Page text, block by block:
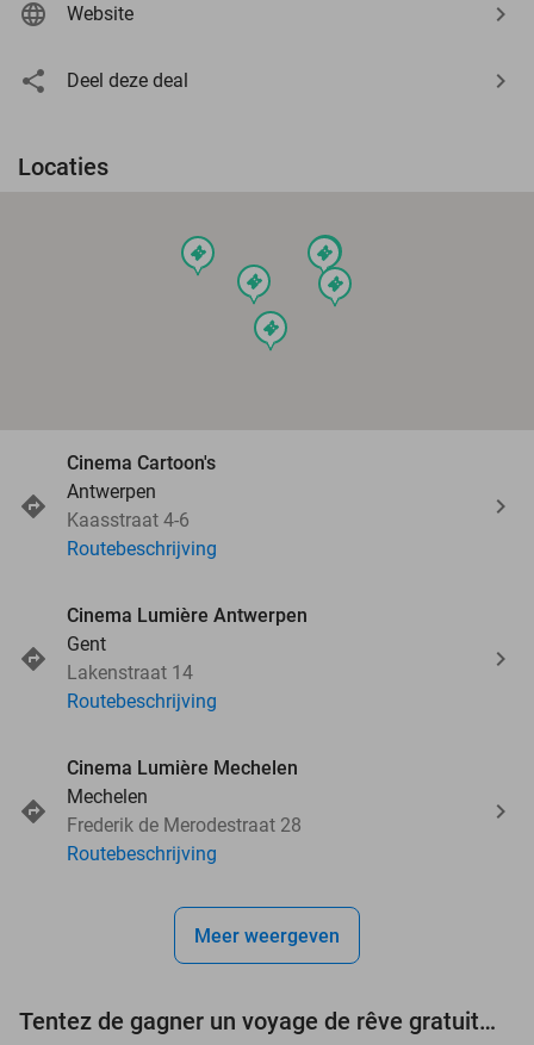
Website
Deel deze deal
Locaties
events
events
events
events
events
events
Cinema Cartoon's
Antwerpen
Kaasstraat 4-6
Routebeschrijving
Cinema Lumière Antwerpen
Gent
Lakenstraat 14
Routebeschrijving
Cinema Lumière Mechelen
Mechelen
Frederik de Merodestraat 28
Routebeschrijving
Meer weergeven
Tentez de gagner un voyage de rêve gratuit d'une valeur de 3.000 € !